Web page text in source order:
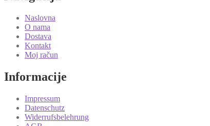
Naslovna
O nama
Dostava
Kontakt
Moj račun
Informacije
Impressum
Datenschutz
Widerrufsbelehrung